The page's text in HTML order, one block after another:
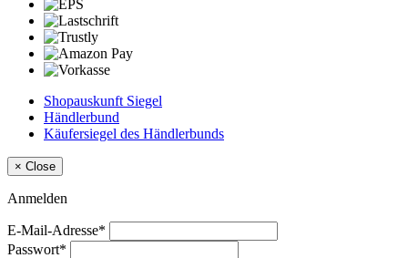
Shopauskunft Siegel
Händlerbund
Käufersiegel des Händlerbunds
× Close
Anmelden
E-Mail-Adresse*
Passwort*